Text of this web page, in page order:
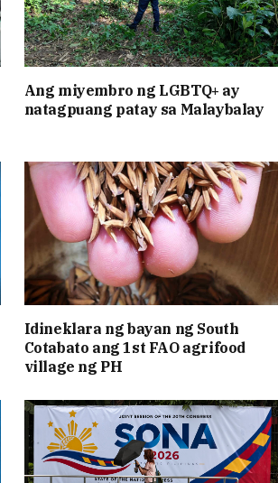
Ang miyembro ng LGBTQ+ ay
natagpuang patay sa Malaybalay
Idineklara ng bayan ng South
Cotabato ang 1st FAO agrifood
village ng PH